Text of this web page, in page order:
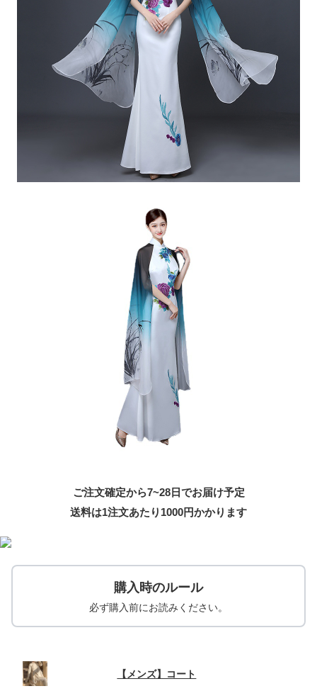
ご注文確定から7~28日でお届け予定
送料は1注文あたり 1000円かかります
購入時のルール
必ず購入前にお読みください。
【メンズ】コート